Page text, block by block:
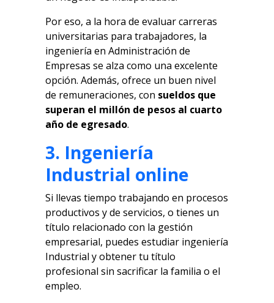
Por eso, a la hora de evaluar carreras
universitarias para trabajadores, la
ingeniería en Administración de
Empresas se alza como una excelente
opción. Además, ofrece un buen nivel
de remuneraciones, con sueldos que
superan el millón de pesos al cuarto
año de egresado.
3. Ingeniería
Industrial online
Si llevas tiempo trabajando en procesos
productivos y de servicios, o tienes un
título relacionado con la gestión
empresarial, puedes estudiar ingeniería
Industrial y obtener tu título
profesional sin sacrificar la familia o el
empleo.